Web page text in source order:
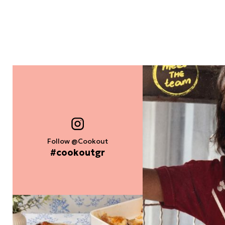
Follow @Cookout
#cookoutgr